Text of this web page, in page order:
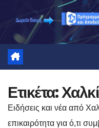
Ετικέτα:
Ειδήσεις και νέα από
επικαιρότητα για ό,τι